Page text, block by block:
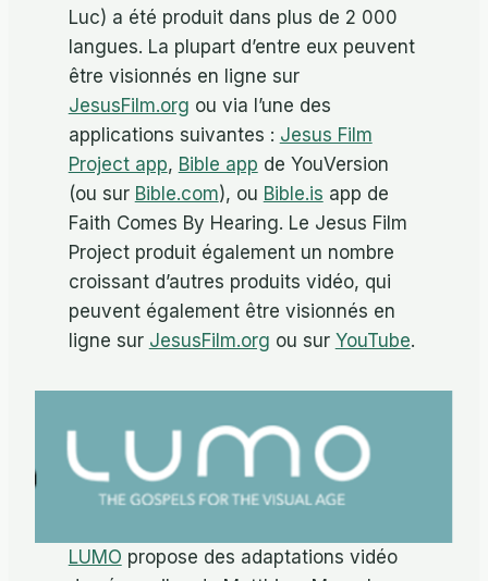
Luc) a été produit dans plus de 2 000
langues. La plupart d’entre eux peuvent
être visionnés en ligne sur
JesusFilm.org ou via l’une des
applications suivantes : Jesus Film
Project app, Bible app de YouVersion
(ou sur Bible.com), ou Bible.is app de
Faith Comes By Hearing. Le Jesus Film
Project produit également un nombre
croissant d’autres produits vidéo, qui
peuvent également être visionnés en
ligne sur JesusFilm.org ou sur YouTube.
LUMO propose des adaptations vidéo